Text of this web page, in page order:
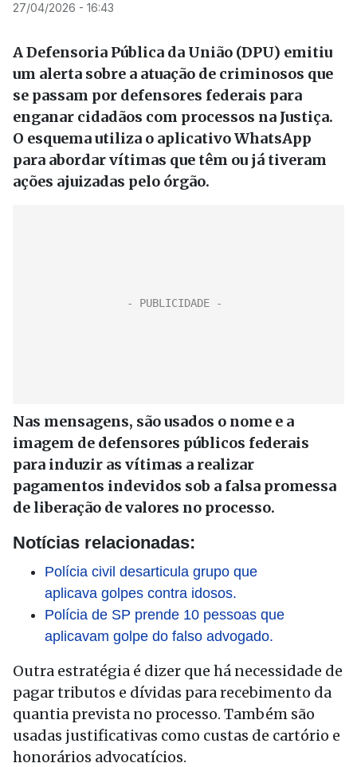
27/04/2026 - 16:43
A Defensoria Pública da União (DPU) emitiu
um alerta sobre a atuação de criminosos que
se passam por defensores federais para
enganar cidadãos com processos na Justiça.
O esquema utiliza o aplicativo WhatsApp
para abordar vítimas que têm ou já tiveram
ações ajuizadas pelo órgão.
Nas mensagens, são usados o nome e a
imagem de defensores públicos federais
para induzir as vítimas a realizar
pagamentos indevidos sob a falsa promessa
de liberação de valores no processo.
Notícias relacionadas:
Polícia civil desarticula grupo que
aplicava golpes contra idosos.
Polícia de SP prende 10 pessoas que
aplicavam golpe do falso advogado.
Outra estratégia é dizer que há necessidade de
pagar tributos e dívidas para recebimento da
quantia prevista no processo. Também são
usadas justificativas como custas de cartório e
honorários advocatícios.